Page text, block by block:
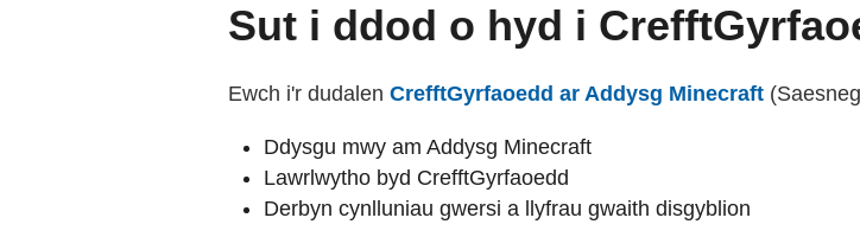
Sut i ddod o hyd i
Ewch i'r dudalen CrefftGyrfaoedd ar Addysg Minecraft (external
Ddysgu mwy am Addysg Minecraft
Lawrlwytho byd CrefftGyrfaoedd
Derbyn cynlluniau gwersi a llyfrau gwaith disgyblion